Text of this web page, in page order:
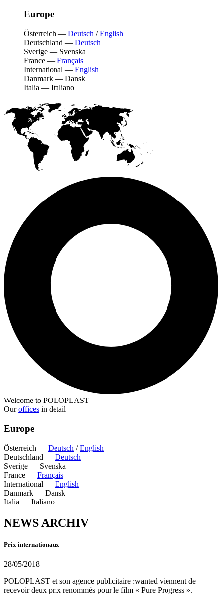
Europe
Österreich — Deutsch /English
Deutschland — Deutsch
Sverige — Svenska
France — Français
International — English
Danmark — Dansk
Italia — Italiano
Welcome to POLOPLAST
Ouroffices in detail
Europe
Österreich — Deutsch /English
Deutschland — Deutsch
Sverige — Svenska
France — Français
International — English
Danmark — Dansk
Italia — Italiano
NEWS ARCHIV
Prix internationaux
28/05/2018
POLOPLAST et son agence publicitaire :wanted viennent de
recevoir deux prix renommés pour le film « Pure Progress ».